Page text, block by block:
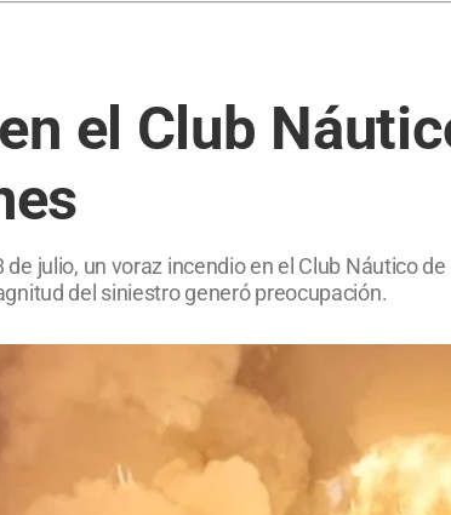
el Club
julio, un voraz incendio en el Club Náutico
del siniestro generó preocupación.